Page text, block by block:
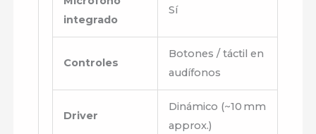
integrado
Sí
Controles
Botones / táctil en
audífonos
Driver
Dinámico (~10 mm
approx.)